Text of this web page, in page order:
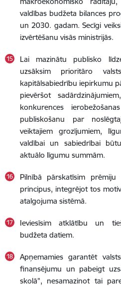
valdības budžeta bilances
un 2030. gadam. Secīgi
izvērtēšanu visās ministrijās.
Lai mazinātu publisko
uzsāksim prioritāro
kapitālsabiedrību iepirkumu
pievēršot
konkurences
publiskošanu par
veiktajiem grozījumiem,
valdībai un sabiedrībai
aktuālo līgumu summām.
Pilnībā pārskatīsim
principus, integrējot tos
atalgojuma sistēmā.
Ieviesīsim atklātību un
budžeta datiem.
Apņemamies garantēt
finansējumu un pabeigt
skolā", nesamazinot tai